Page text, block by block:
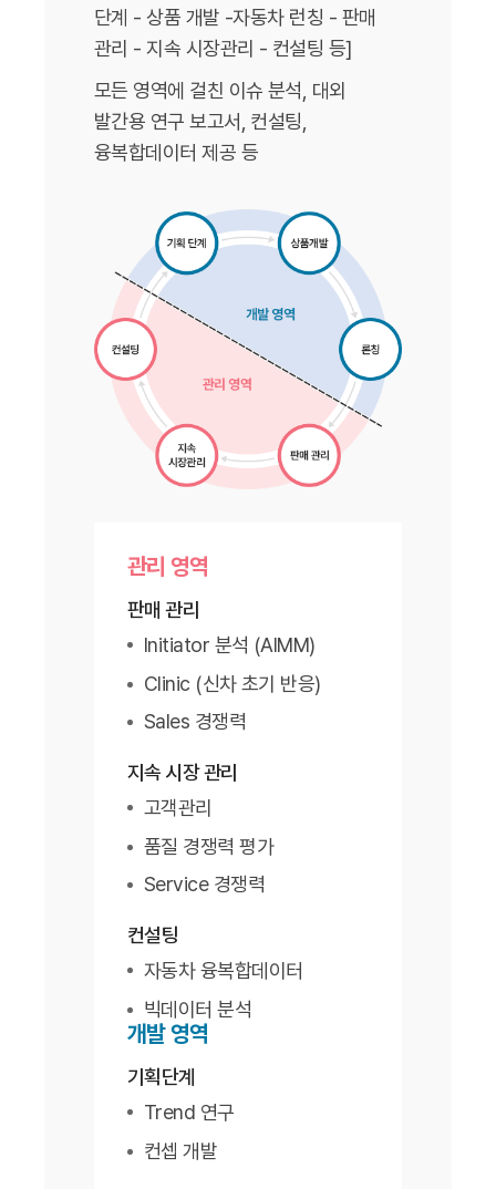
단계 - 상품 개발 -자동차 런칭 - 판매
관리 - 지속 시장관리 - 컨설팅 등]
모든 영역에 걸친 이슈 분석, 대외
발간용 연구 보고서, 컨설팅,
융복합데이터 제공 등
관리 영역
판매 관리
Initiator 분석 (AIMM)
Clinic (신차 초기 반응)
Sales 경쟁력
지속 시장 관리
고객관리
품질 경쟁력 평가
Service 경쟁력
컨설팅
자동차 융복합데이터
빅데이터 분석
개발 영역
기획단계
Trend 연구
컨셉 개발